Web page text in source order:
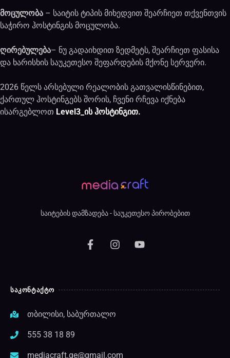
მოცულობა – საიტის ტიპის მიხედვით შეარჩიეთ თქვენთვის
საჭირო ჰოსტინგის მოცულობა.
ღირებულება– ნუ გადაიხდით ზედმეტს, შეარჩიეთ ფასისა
და ხარისხის საუკეთესო შეფარდების მქონე სერვერი.
2026 წელს არსებული რეალობის გათვალისწინებით,
ქართულ ჰოსტინგებს შორის, ჩვენი რჩევა იქნება
ისარგებლოთ Level3_ის ჰოსტინგით.
საიტების დამზადება - საუკეთესო პირობებით
ᲡᲐᲙᲝᲜᲢᲐᲥᲢᲝ
თბილისი, საბურთალო
555 38 18 89
mediacraft.ge@gmail.com